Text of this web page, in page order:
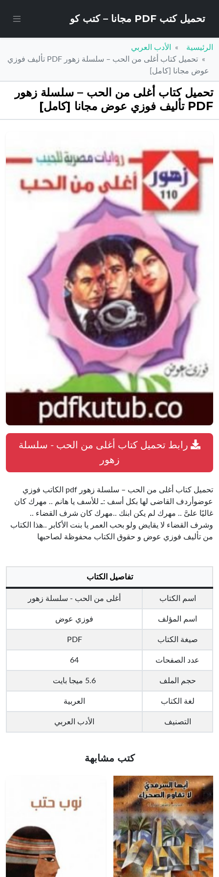
تحميل كتب PDF مجانا – كتب كو
الرئيسية
الأدب العربي
تحميل كتاب أغلى من الحب – سلسلة زهور PDF تأليف فوزي
عوض مجانا [كامل]
تحميل كتاب أغلى من الحب – سلسلة زهور
PDF تأليف فوزي عوض مجانا [كامل]
رابط تحميل كتاب أغلى من الحب - سلسلة
زهور
تحميل كتاب أغلى من الحب – سلسلة زهور pdf الكاتب فوزي
عوضوأردف القاضى لها بكل أسف :ـ للأسف يا هانم .. مهرك كان
غاليًا علىَّ .. مهرك لم يكن ابنك ..مهرك كان شرف القضاء ..
وشرف القضاء لا يقايض ولو بحب العمر يا بنت الأكابر ..هذا الكتاب
من تأليف فوزي عوض و حقوق الكتاب محفوظة لصاحبها
تفاصيل الكتاب
اسم الكتاب أغلى من الحب - سلسلة زهور
اسم المؤلف فوزي عوض
صيغة الكتاب PDF
عدد الصفحات 64
حجم الملف 5.6 ميجا بايت
لغة الكتاب العربية
التصنيف الأدب العربي
كتب مشابهة